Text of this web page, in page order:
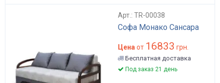
Арт.: TR-00038
Софа Монако Сансара
Цена от 16833 грн.
Бесплатная доставка
Под заказ 21 день